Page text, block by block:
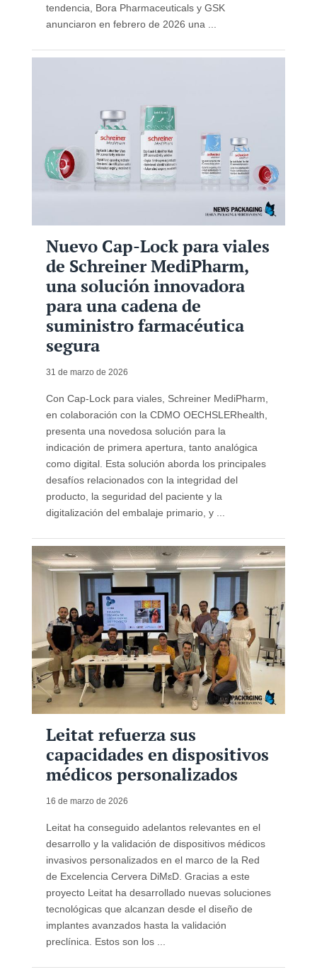
tendencia, Bora Pharmaceuticals y GSK
anunciaron en febrero de 2026 una ...
Nuevo Cap-Lock para viales
de Schreiner MediPharm,
una solución innovadora
para una cadena de
suministro farmacéutica
segura
31 de marzo de 2026
Con Cap-Lock para viales, Schreiner MediPharm,
en colaboración con la CDMO OECHSLERhealth,
presenta una novedosa solución para la
indicación de primera apertura, tanto analógica
como digital. Esta solución aborda los principales
desafíos relacionados con la integridad del
producto, la seguridad del paciente y la
digitalización del embalaje primario, y ...
Leitat refuerza sus
capacidades en dispositivos
médicos personalizados
16 de marzo de 2026
Leitat ha conseguido adelantos relevantes en el
desarrollo y la validación de dispositivos médicos
invasivos personalizados en el marco de la Red
de Excelencia Cervera DiMεD. Gracias a este
proyecto Leitat ha desarrollado nuevas soluciones
tecnológicas que alcanzan desde el diseño de
implantes avanzados hasta la validación
preclínica. Estos son los ...